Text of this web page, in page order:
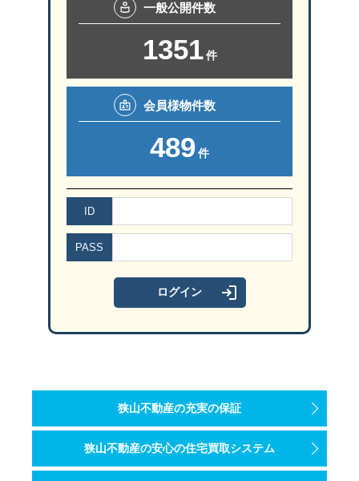
一般公開件数
1351 件
会員様物件数
489件
ID
PASS
狭山不動産の充実の保証
狭山不動産の安心の住宅買取システム